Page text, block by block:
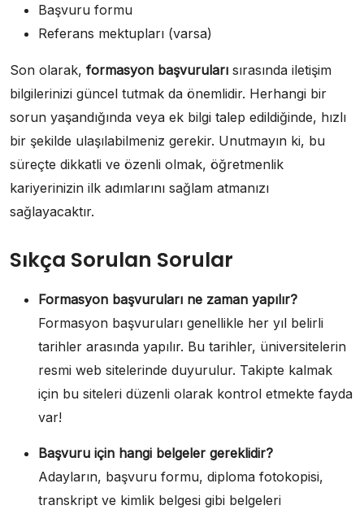
Başvuru formu
Referans mektupları (varsa)
Son olarak, formasyon başvuruları sırasında iletişim
bilgilerinizi güncel tutmak da önemlidir. Herhangi bir
sorun yaşandığında veya ek bilgi talep edildiğinde, hızlı
bir şekilde ulaşılabilmeniz gerekir. Unutmayın ki, bu
süreçte dikkatli ve özenli olmak, öğretmenlik
kariyerinizin ilk adımlarını sağlam atmanızı
sağlayacaktır.
Sıkça Sorulan Sorular
Formasyon başvuruları ne zaman yapılır?
Formasyon başvuruları genellikle her yıl belirli
tarihler arasında yapılır. Bu tarihler, üniversitelerin
resmi web sitelerinde duyurulur. Takipte kalmak
için bu siteleri düzenli olarak kontrol etmekte fayda
var!
Başvuru için hangi belgeler gereklidir?
Adayların, başvuru formu, diploma fotokopisi,
transkript ve kimlik belgesi gibi belgeleri